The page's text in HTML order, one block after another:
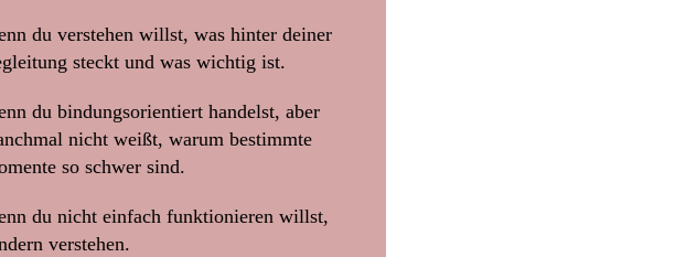
du verstehen willst, was hinter deiner
steckt und was wichtig ist.
du bindungsorientiert handelst, aber
nicht weißt, warum bestimmte
so schwer sind.
du nicht einfach funktionieren willst,
verstehen.